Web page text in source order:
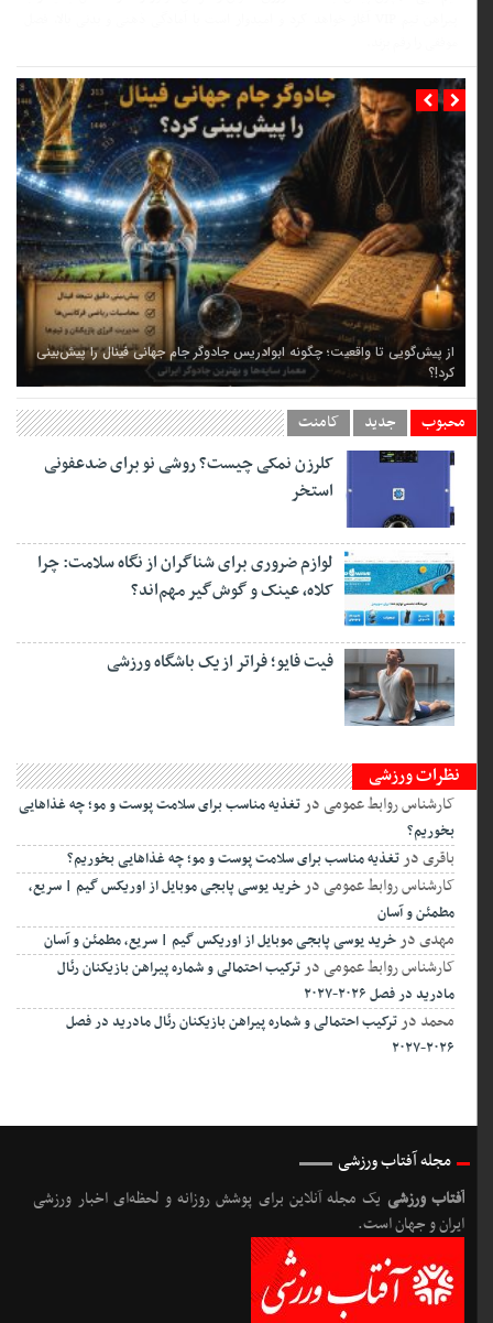
از پیش‌گویی تا واقعیت؛ چگونه ابوادریس جادوگر جام جهانی فینال را پیش‌بینی
کرد!؟
محبوب جدید کامنت
کلرزن نمکی چیست؟ روشی نو برای ضدعفونی
لوازم ضروری برای شناگران از نگاه سلامت: چرا
کلاه، عینک و گوش‌گیر مهم‌اند؟
فیت ‌فایو؛ فراتر از یک باشگاه ورزشی
نظرات ورزشی
کارشناس روابط عمومی
باقریدرتغذیه مناسب برای سلامت پوست و مو؛ چه غذاهایی بخوریم؟
کارشناس روابط عمومیدرخرید یوسی پابجی موبایل از اوریکس گیم | سریع،
مطمئن و آسان
مهدیدرخرید یوسی پابجی موبایل از اوریکس گیم | سریع، مطمئن و آسان
کارشناس روابط عمومیدرترکیب احتمالی و شماره پیراهن بازیکنان رئال
مادرید در فصل ۲۰۲۶-۲۰۲۷
محمددرترکیب احتمالی و شماره پیراهن بازیکنان رئال مادرید در فصل
۲۰۲۶-۲۰۲۷
ایران و جهان است.
تمرکزآفتاب ورزشیبر اخبار روز فوتبال (ایران و لیگ‌های معتبر اروپا)، فوتسال،
ورزش زنان و بررسی روزنامه‌های ورزشی است. با دنبال‌کردن آفتاب ورزشی،
هر روز تصویری روشن‌تر و تازه‌تر از دنیای عنوان رشته‌های ورزش پیشِ رو